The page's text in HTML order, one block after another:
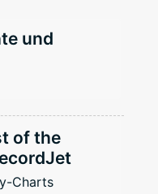
und
of the
Charts